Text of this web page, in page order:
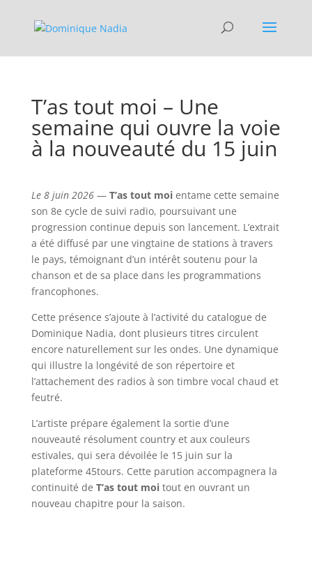
T’as tout moi – Une
semaine qui ouvre la voie
à la nouveauté du 15 juin
Le 8 juin 2026 — T’as tout moientame cette semaine
son 8e cycle de suivi radio, poursuivant une
progression continue depuis son lancement. L’extrait
a été diffusé par une vingtaine de stations à travers
le pays, témoignant d’un intérêt soutenu pour la
chanson et de sa place dans les programmations
francophones.
Cette présence s’ajoute à l’activité du catalogue de
Dominique Nadia, dont plusieurs titres circulent
encore naturellement sur les ondes. Une dynamique
qui illustre la longévité de son répertoire et
l’attachement des radios à son timbre vocal chaud et
feutré.
L’artiste prépare également la sortie d’une
nouveauté résolument country et aux couleurs
estivales, qui sera dévoilée le 15 juin sur la
plateforme 45tours. Cette parution accompagnera la
continuité de T’as tout moitout en ouvrant un
nouveau chapitre pour la saison.